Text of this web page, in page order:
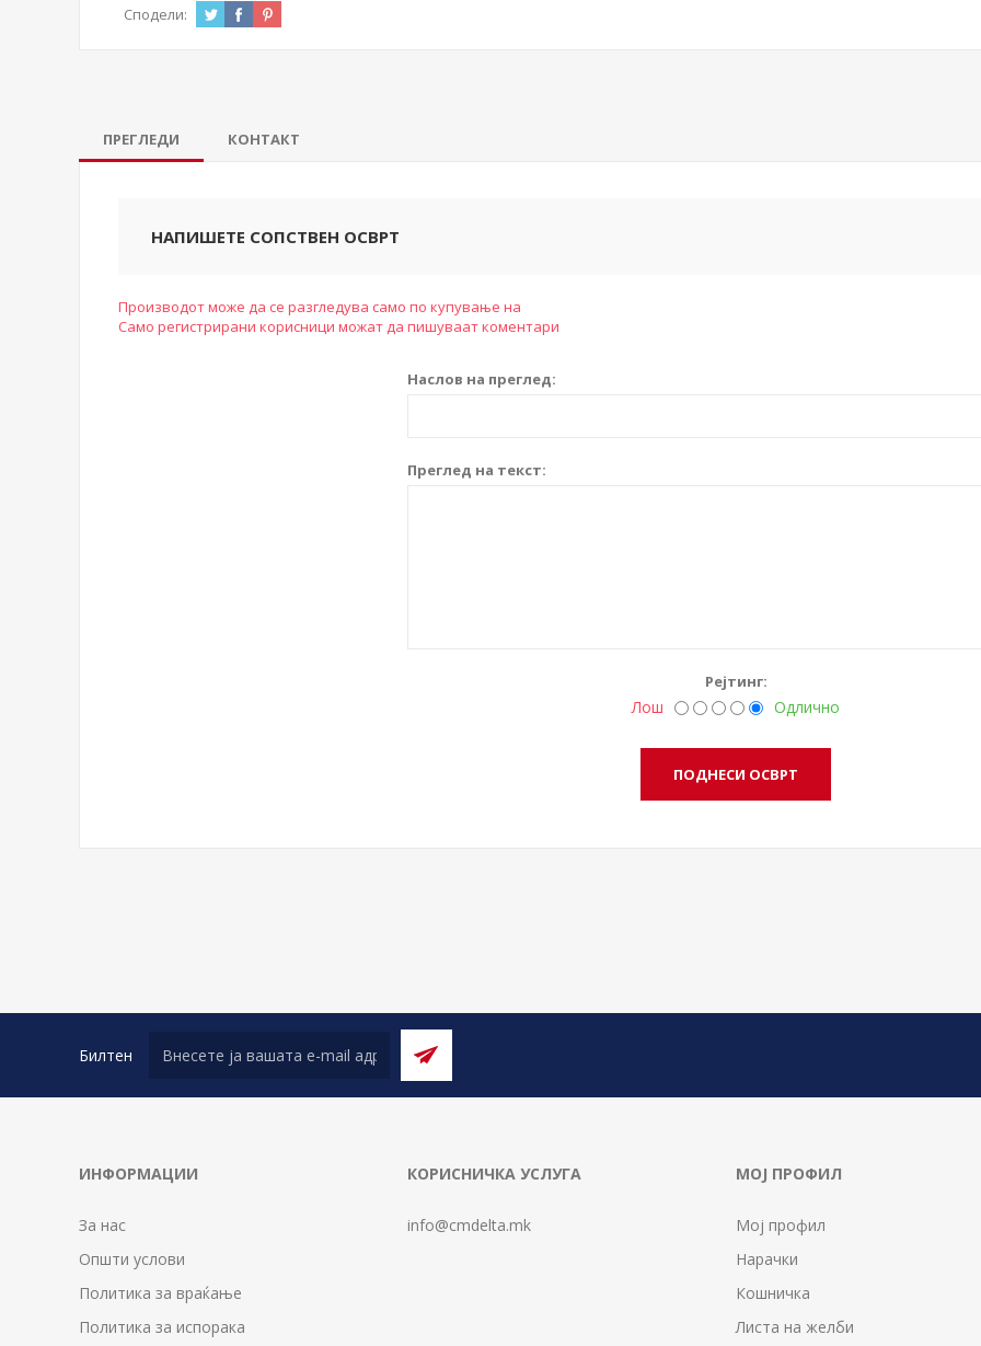
Сподели:
ПРЕГЛЕДИ КОНТАКТ
НАПИШЕТЕ СОПСТВЕН ОСВРТ
Производот може да се разгледува само по купување на
Само регистрирани корисници можат да пишуваат коментари
Наслов на преглед:
Преглед на текст:
Рејтинг:
Лош Одлично
Билтен
ИНФОРМАЦИИ
За нас
Општи услови
Политика за враќање
Политика за испорака
КОРИСНИЧКА УСЛУГА
info@cmdelta.mk
МОЈ ПРОФИЛ
Мој профил
Нарачки
Кошничка
Листа на желби